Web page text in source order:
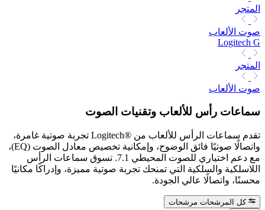
المتجر
صوت الألعاب
Logitech G
المتجر
صوت الألعاب
سماعات رأس للألعاب وتقنيات الصوت
تقدم سماعات الرأس للألعاب من Logitech®‎ تجربة صوتية غامرة،
واتصالًا صوتيًا فائق الوضوح، وإمكانية تخصيص معادل الصوت (EQ)،
مع دعم اختياري للصوت المحيطي 7.1. تسوق سماعات الرأس
اللاسلكية والسلكية التي تمنحك تجربة صوتية مميزة، وإدراكًا مكانيًا
محسنًا، واتصالًا عالي الجودة.
كل المرشحات مرشحات